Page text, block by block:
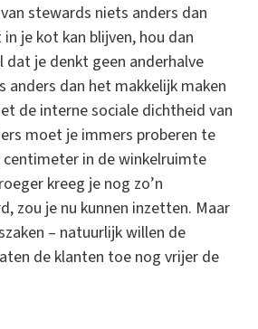
stewards niets anders dan
je kot kan blijven, hou dan
je denkt geen anderhalve
dan het makkelijk maken
de interne sociale dichtheid van
moet je immers proberen te
centimeter in de winkelruimte
kreeg je nog zo’n
zou je nu kunnen inzetten. Maar
– natuurlijk willen de
de klanten toe nog vrijer de